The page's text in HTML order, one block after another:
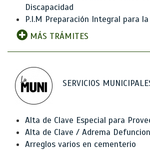
Discapacidad
P.I.M Preparación Integral para
MÁS TRÁMITES
SERVICIOS
Alta de Clave Especial para
Alta de Clave / Adrema
Arreglos varios en cementerio